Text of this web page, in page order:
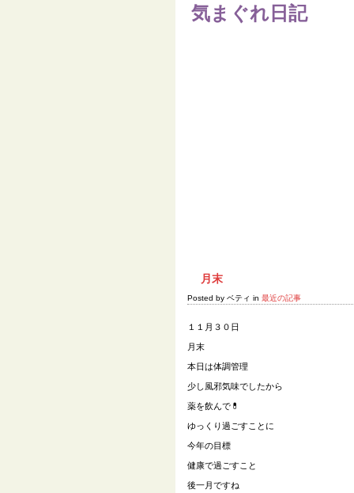
気まぐれ日記
月末
Posted by ベティ in 最近の記事
１１月３０日
月末
本日は体調管理
少し風邪気味でしたから
薬を飲んで 💊
ゆっくり過ごすことに
今年の目標
健康で過ごすこと
後一月ですね